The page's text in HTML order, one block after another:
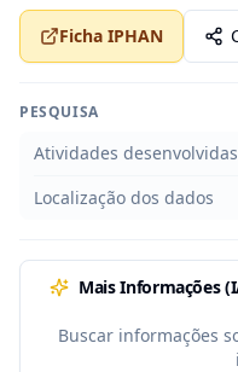
Ficha IPHAN
PESQUISA
Atividades desenvolvidas
Localização dos dados
Mais Informações
Buscar informações